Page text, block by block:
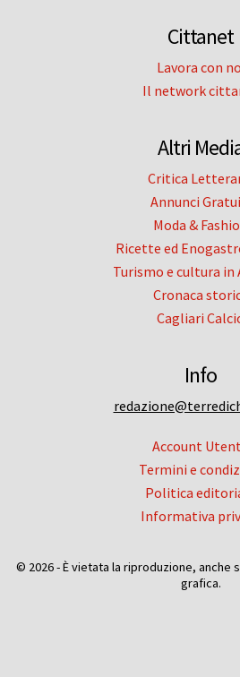
Cittanet
Lavora con
Il network
Altri
Critica
Annunci
Moda &
Ricette ed
Turismo e cultura in
Cronaca
Cagliari
Info
Account
Termini e
Politica
Informativa
© 2026 - È vietata la riproduzione, anche
grafica.